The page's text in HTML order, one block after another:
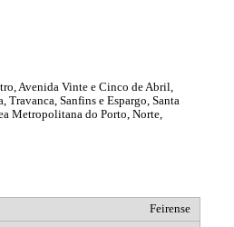
Avenida Vinte e Cinco de Abril,
Travanca, Sanfins e Espargo, Santa
Metropolitana do Porto, Norte,
Feirense